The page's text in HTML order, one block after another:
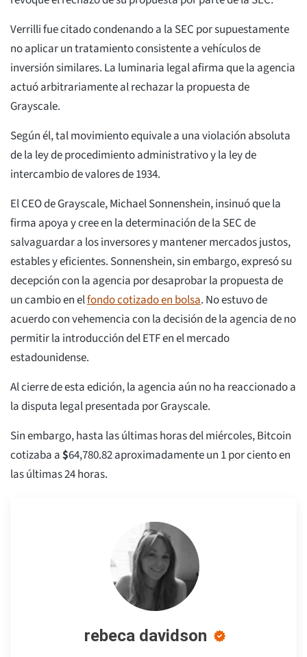
Verrilli fue citado condenando a la SEC por supuestamente
no aplicar un tratamiento consistente a vehículos de
inversión similares. La luminaria legal afirma que la agencia
actuó arbitrariamente al rechazar la propuesta de
Grayscale.
Según él, tal movimiento equivale a una violación absoluta
de la ley de procedimiento administrativo y la ley de
intercambio de valores de 1934.
El CEO de Grayscale, Michael Sonnenshein, insinuó que la
firma apoya y cree en la determinación de la SEC de
salvaguardar a los inversores y mantener mercados justos,
estables y eficientes. Sonnenshein, sin embargo, expresó su
decepción con la agencia por desaprobar la propuesta de
un cambio en elfondo cotizado en bolsa. No estuvo de
acuerdo con vehemencia con la decisión de la agencia de no
permitir la introducción del ETF en el mercado
estadounidense.
Al cierre de esta edición, la agencia aún no ha reaccionado a
la disputa legal presentada por Grayscale.
Sin embargo, hasta las últimas horas del miércoles, Bitcoin
cotizaba a$64,780.82aproximadamente un 1 por ciento en
las últimas 24 horas.
rebeca davidson